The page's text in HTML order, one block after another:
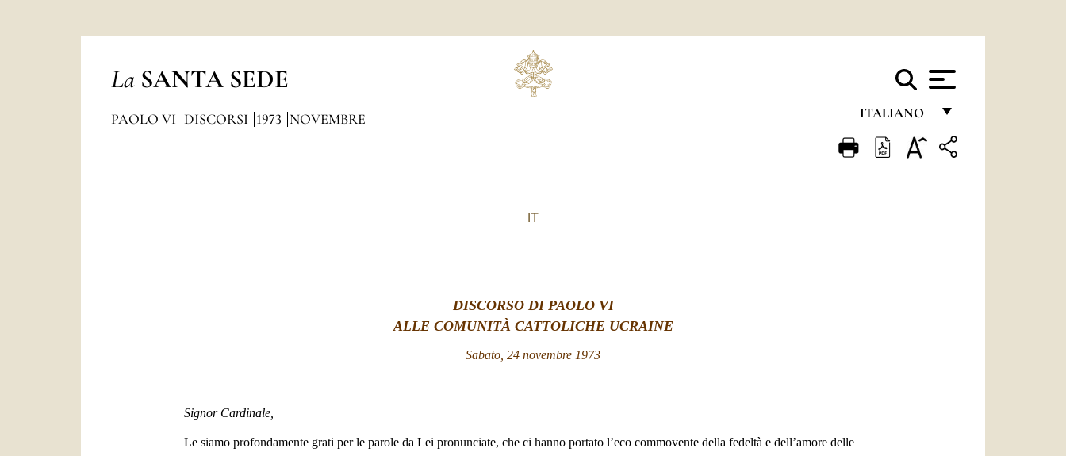
La SANTA SEDE
ITALIANO
FRANÇAIS
PAOLO VI DISCORSI 1973 NOVEMBRE
IT
DISCORSO DI PAOLO VI
ALLE COMUNITÀ CATTOLICHE UCRAINE
Sabato, 24 novembre 1973
Signor Cardinale,
Le siamo profondamente grati per le parole da Lei pronunciate, che ci hanno portato l’eco commovente della fedeltà e dell’amore delle